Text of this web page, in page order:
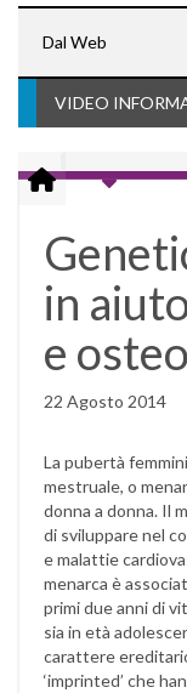
Dal Web
VIDEO
in
e
22 Agosto 2014
La pubertà
mestruale, o
donna a donna. Il
di sviluppare nel
e malattie
menarca è
primi due anni di
sia in età
carattere
‘imprinted’ che